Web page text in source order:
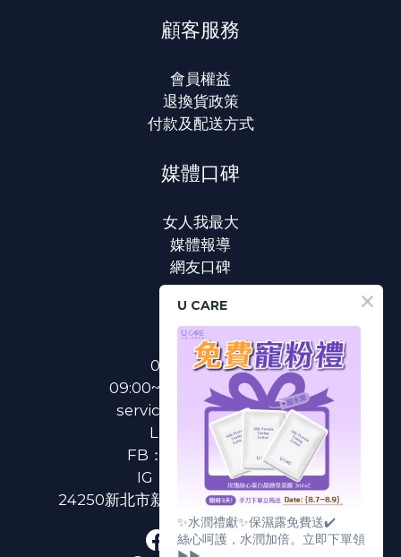
顧客服務
會員權益
退換貨政策
付款及配送方式
媒體口碑
女人我最大
媒體報導
網友口碑
聯絡我們
0800-233-233
09:00~18:00(國定假日除外)
service@u-care.com.tw
LINE：
@ucare
FB：
U CARE 美麗粉專
IG：
ucare.tw2002
24250新北市新莊區新北大道二段312號3樓
U CARE
✨水潤禮獻✨保濕露免費送✔️
絲心呵護，水潤加倍。立即下單領